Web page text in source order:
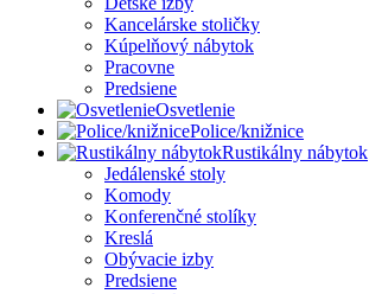
Kancelárske stoličky
Kúpelňový nábytok
Pracovne
Predsiene
Osvetlenie
Police/knižnice
Rustikálny nábytok
Jedálenské stoly
Komody
Konferenčné stolíky
Kreslá
Obývacie izby
Predsiene